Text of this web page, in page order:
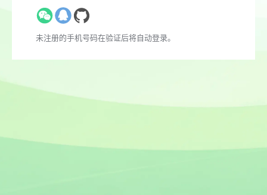
未注册的手机号码在验证后将自动登录。